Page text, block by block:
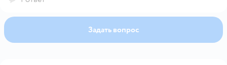
Задать вопрос